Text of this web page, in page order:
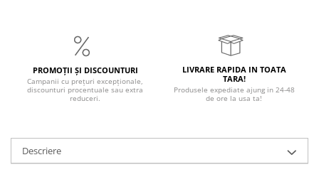
PROMOȚII ȘI DISCOUNTURI
Campanii cu prețuri excepționale,
discounturi procentuale sau extra
reduceri.
LIVRARE RAPIDA IN TOATA
TARA!
Produsele expediate ajung in 24-48
de ore la usa ta!
Descriere